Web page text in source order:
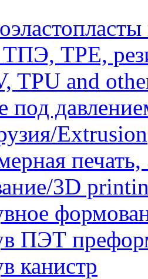
TPE,
TPU and
Extrusion
3D
ПЭТ
канистр